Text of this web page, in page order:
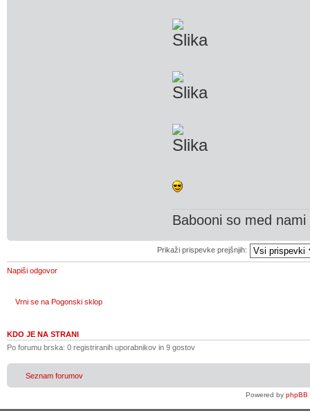
Babooni so med nami
Prikaži prispevke prejšnjih:
Napiši odgovor
Vrni se na Pogonski sklop
KDO JE NA STRANI
Po forumu brska: 0 registriranih uporabnikov in 9 gostov
Seznam forumov
Powered byphpBB